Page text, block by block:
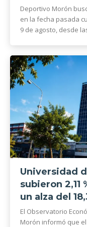
Deportivo Morón
en la fecha pasada
9 de agosto, desde
Universidad
subieron 2,11
un alza del
El Observatorio
Morón informó que